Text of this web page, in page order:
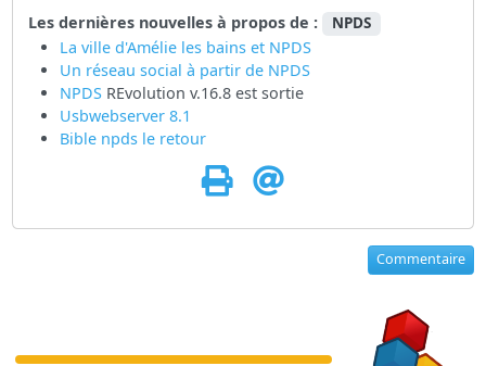
Les dernières nouvelles à propos de :
NPDS
La ville d'Amélie les bains et NPDS
Un réseau social à partir de NPDS
NPDSREvolution v.16.8 est sortie
Usbwebserver 8.1
Bible npds le retour
Commentaire